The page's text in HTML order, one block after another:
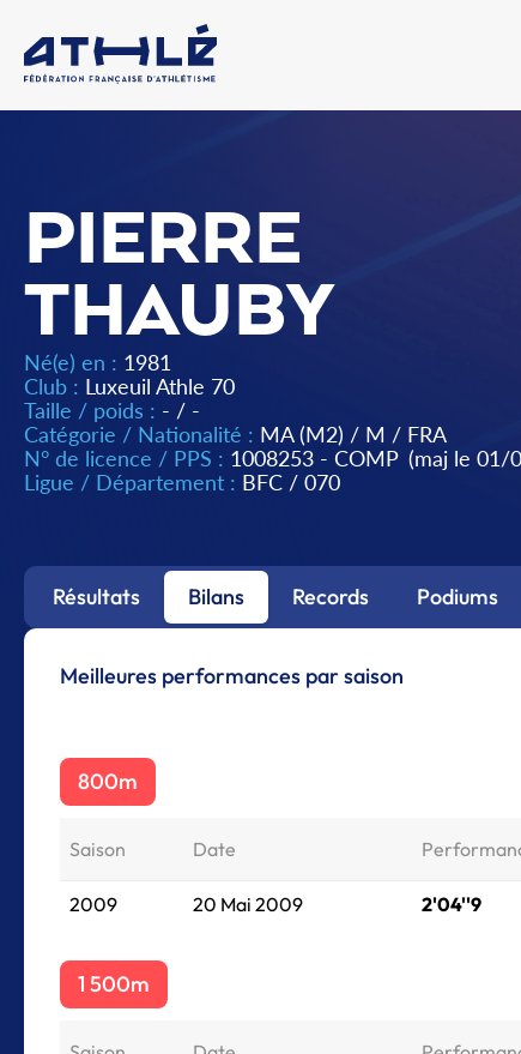
PIERRE
THAUBY
Né(e) en : 1981
Club : Luxeuil Athle 70
Taille / poids : - / -
Catégorie / Nationalité : MA (M2) / M / FRA
N° de licence / PPS : 1008253 - COMP (maj le 01/
Ligue / Département : BFC / 070
Résultats Bilans Records Podiums
Meilleures performances par saison
800m
Saison Date
2009 20 Mai 2009 2'04''9
1 500m